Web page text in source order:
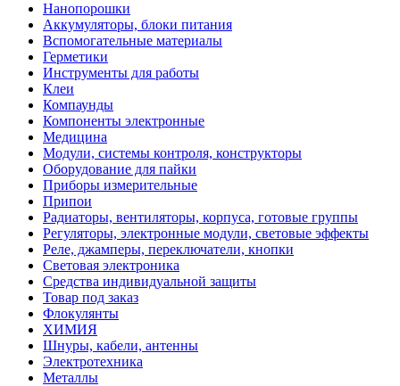
Нанопорошки
Аккумуляторы, блоки питания
Вспомогательные материалы
Герметики
Инструменты для работы
Клеи
Компаунды
Компоненты электронные
Медицина
Модули, системы контроля, конструкторы
Оборудование для пайки
Приборы измерительные
Припои
Радиаторы, вентиляторы, корпуса, готовые группы
Регуляторы, электронные модули, световые эффекты
Реле, джамперы, переключатели, кнопки
Световая электроника
Средства индивидуальной защиты
Товар под заказ
Флокулянты
ХИМИЯ
Шнуры, кабели, антенны
Электротехника
Металлы